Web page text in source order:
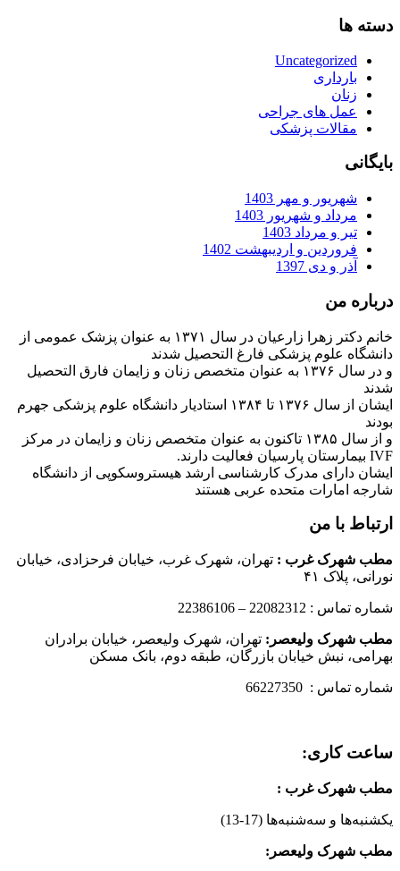
دسته ها
Uncategorized
بارداری
زنان
عمل های جراحی
مقالات پزشکی
بایگانی
شهریور و مهر 1403
مرداد و شهریور 1403
تیر و مرداد 1403
فروردین و اردیبهشت 1402
آذر و دی 1397
درباره من
خانم دکتر زهرا زارعیان در سال ۱۳۷۱ به عنوان پزشک عمومی از
دانشگاه علوم پزشکی فارغ التحصیل شدند
و در سال ۱۳۷۶ به عنوان متخصص زنان و زایمان فارق التحصیل
شدند
ایشان از سال ۱۳۷۶ تا ۱۳۸۴ استادیار دانشگاه علوم پزشکی جهرم
بودند
و از سال ۱۳۸۵ تاکنون به عنوان متخصص زنان و زایمان در مرکز
IVF بیمارستان پارسیان فعالیت دارند.
ایشان دارای مدرک کارشناسی ارشد هیستروسکوپی از دانشگاه
شارجه امارات متحده عربی هستند
ارتباط با من
مطب شهرک غرب : تهران، شهرک غرب، خیابان فرحزادی، خیابان
نورانی، پلاک ۴۱
شماره تماس : 22082312 – 22386106
مطب شهرک ولیعصر: تهران، شهرک ولیعصر، خیابان برادران
بهرامی، نبش خیابان بازرگان، طبقه دوم، بانک مسکن
شماره تماس : 66227350
ساعت کاری:
مطب شهرک غرب :
یکشنبه‌ها و سه‌شنبه‌ها (17-13)
مطب شهرک ولیعصر: